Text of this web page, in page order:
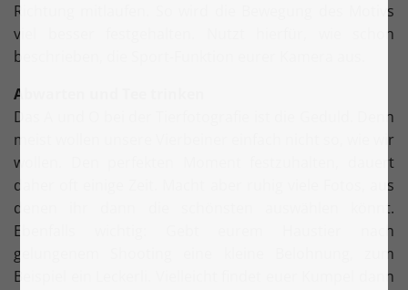
Richtung mitlaufen. So wird die Bewegung des Motivs
viel besser festgehalten. Nutzt hierfür, wie schon
beschrieben, die Sport-Funktion eurer Kamera aus.
Abwarten und Tee trinken
Das A und O bei der Tierfotografie ist die Geduld. Denn
meist wollen unsere Vierbeiner einfach nicht so, wie wir
wollen. Den perfekten Moment festzuhalten, dauert
daher oft einige Zeit. Macht aber ruhig viele Fotos, aus
denen ihr dann die schönsten auswählen könnt.
Ebenfalls wichtig: Gebt eurem Haustier nach
gelungenem Shooting eine kleine Belohnung, zum
Beispiel ein Leckerli. Vielleicht findet euer Kumpel dann